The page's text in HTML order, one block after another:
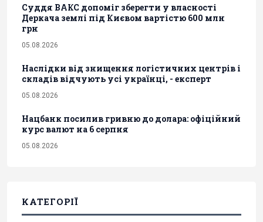
Суддя ВАКС допоміг зберегти у власності
Деркача землі під Києвом вартістю 600 млн
грн
05.08.2026
Наслідки від знищення логістичних центрів і
складів відчують усі українці, - експерт
05.08.2026
Нацбанк посилив гривню до долара: офіційний
курс валют на 6 серпня
05.08.2026
КАТЕГОРІЇ